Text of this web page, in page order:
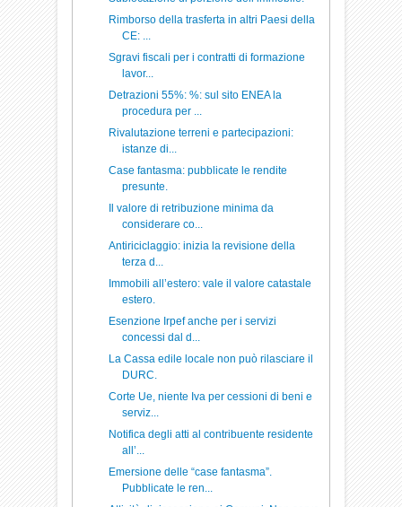
Rimborso della trasferta in altri Paesi della
CE: ...
Sgravi fiscali per i contratti di formazione
lavor...
Detrazioni 55%: %: sul sito ENEA la
procedura per ...
Rivalutazione terreni e partecipazioni:
istanze di...
Case fantasma: pubblicate le rendite
presunte.
Il valore di retribuzione minima da
considerare co...
Antiriciclaggio: inizia la revisione della
terza d...
Immobili all’estero: vale il valore catastale
estero.
Esenzione Irpef anche per i servizi
concessi dal d...
La Cassa edile locale non può rilasciare il
DURC.
Corte Ue, niente Iva per cessioni di beni e
serviz...
Notifica degli atti al contribuente residente
all’...
Emersione delle “case fantasma”.
Pubblicate le ren...